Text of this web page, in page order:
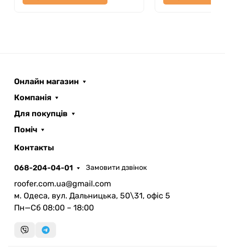
Онлайн магазин
Компанія
Для покупців
Поміч
Контакты
068-204-04-01 Замовити дзвінок
roofer.com.ua@gmail.com
м. Одеса, вул. Дальницька, 50\31, офіс 5
Пн—Сб 08:00 – 18:00